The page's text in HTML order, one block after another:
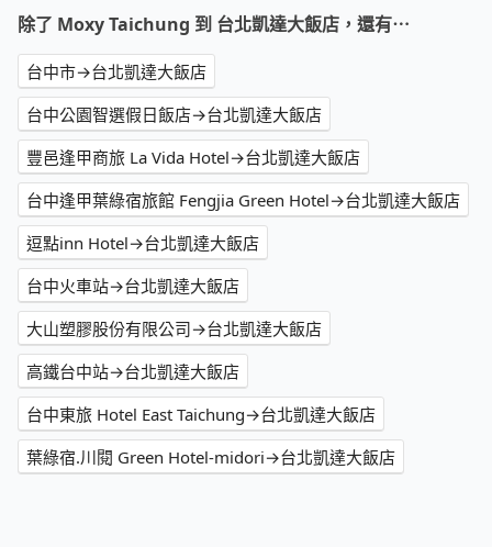
除了 Moxy Taichung 到 台北凱達大飯店，還有⋯
台中市→台北凱達大飯店
台中公園智選假日飯店→台北凱達大飯店
豐邑逢甲商旅 La Vida Hotel→台北凱達大飯店
台中逢甲葉綠宿旅館 Fengjia Green Hotel→台北凱達大飯店
逗點inn Hotel→台北凱達大飯店
台中火車站→台北凱達大飯店
大山塑膠股份有限公司→台北凱達大飯店
高鐵台中站→台北凱達大飯店
台中東旅 Hotel East Taichung→台北凱達大飯店
葉綠宿.川閱 Green Hotel-midori→台北凱達大飯店